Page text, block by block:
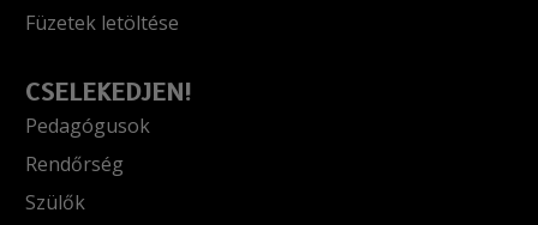
Füzetek letöltése
CSELEKEDJEN!
Pedagógusok
Rendőrség
Szülők